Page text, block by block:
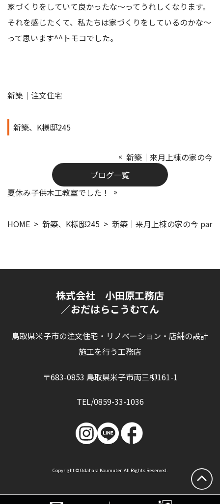
家づくりをしていて良かったな～ってうれしくなります。
それを感じたくて、私たちは家づくりをしているのかな～
って思います^^トモコでした。
新築｜注文住宅
新築、K様邸245
新築｜来月上棟の家の今
ブログ一覧
夏休み子供木工教室でした！
HOME 新築、K様邸245 新築｜来月上棟の家の今 part2
株式会社 小田原工務店
／おだはらこうむてん
鳥取県米子市の注文住宅・リノベーション・店舗の設計
施工を行う工務店
〒683-0853 鳥取県米子市両三柳161-1
TEL/0859-33-1036
Copyright © Odahara Koumuten All Rights Reserved.